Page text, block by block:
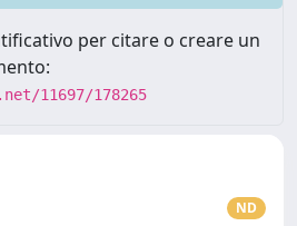
per citare o creare un
11697/178265
ND